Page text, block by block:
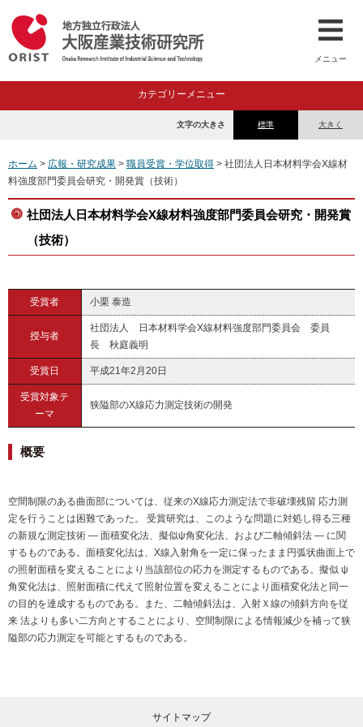
メニュー
カテゴリーメニュー
標準 大きく
文字の大きさ
ホーム > 広報・研究成果 > 職員受賞・学位取得 > 社団法人日本材料学会X線材
料強度部門委員会研究・開発賞（技術）
社団法人日本材料学会X線材料強度部門委員会研究・開発賞
（技術）
受賞者 小栗 泰造
授与者
社団法人 日本材料学会X線材料強度部門委員会 委員
長 秋庭義明
受賞日 平成21年2月20日
受賞対象テ
ーマ
狭隘部のX線応力測定技術の開発
概要
空間制限のある曲面部については、従来のX線応力測定法で非破壊残留 応力測
定を行うことは困難であった。 受賞研究は、このような問題に対処し得る三種
の新規な測定技術 ― 面積変化法、擬似ψ角変化法、および二軸傾斜法 ― に関
するものである。面積変化法は、X線入射角を一定に保ったまま円弧状曲面上で
の照射面積を変えることにより当該部位の応力を測定するものである。擬似 ψ
角変化法は、照射面積に代えて照射位置を変えることにより面積変化法と同一
の目的を達成するものである。また、二軸傾斜法は、入射Ｘ線の傾斜方向を従
来 法よりも多い二方向とすることにより、空間制限による情報減少を補って狭
隘部の応力測定を可能とするものである。
サイトマップ